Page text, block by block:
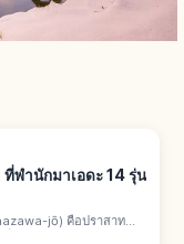
พำนักมาเอดะ 14 รุ่น
jō) คือปราสาท
พำนักมาเอดะแคว้นคางะ